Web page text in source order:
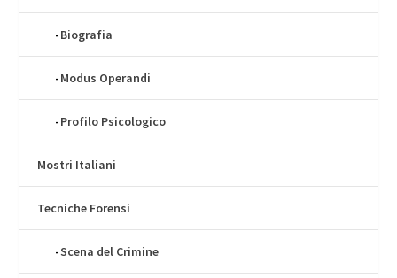
Biografia
Modus Operandi
Profilo Psicologico
Mostri Italiani
Tecniche Forensi
Scena del Crimine